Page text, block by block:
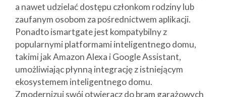
a nawet udzielać dostępu członkom rodziny lub
zaufanym osobom za pośrednictwem aplikacji.
Ponadto ismartgate jest kompatybilny z
popularnymi platformami inteligentnego domu,
takimi jak Amazon Alexa i Google Assistant,
umożliwiając płynną integrację z istniejącym
ekosystemem inteligentnego domu.
Zmodernizuj swój otwieracz do bram garażowych